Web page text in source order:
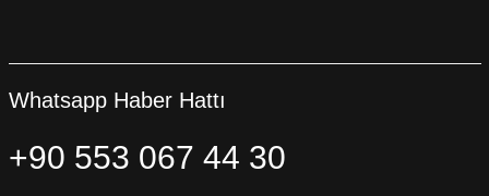
Whatsapp Haber Hattı
+90 553 067 44 30